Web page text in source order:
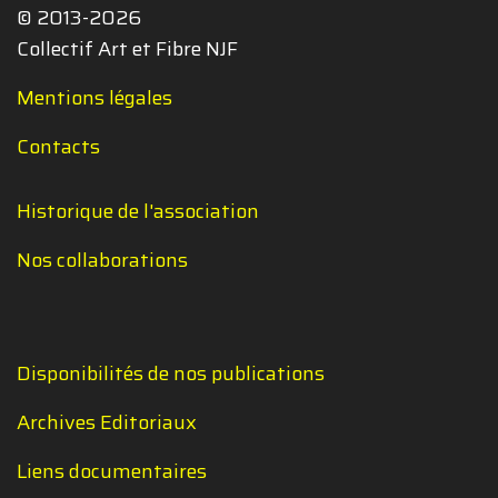
© 2013-2026
Collectif Art et Fibre NJF
Mentions légales
Contacts
Historique de l'association
Nos collaborations
Disponibilités de nos publications
Archives Editoriaux
Liens documentaires